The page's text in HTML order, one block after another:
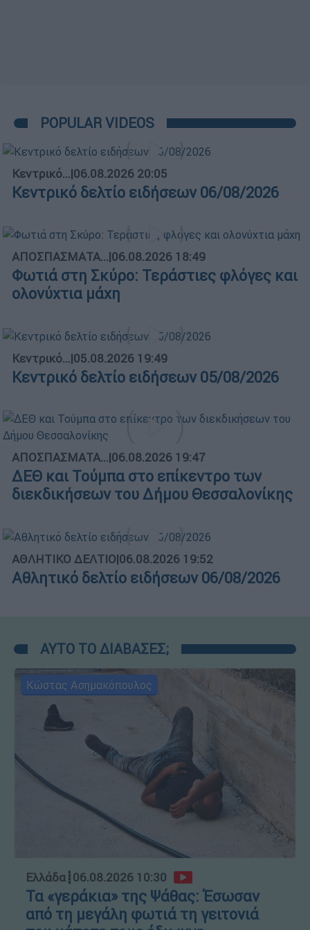
POPULAR VIDEOS
Κεντρικό...|06.08.2026 20:05
Κεντρικό δελτίο ειδήσεων 06/08/2026
ΑΠΟΣΠΑΣΜΑΤΑ...|06.08.2026 18:49
Φωτιά στη Σκύρο: Τεράστιες φλόγες και
ολονύχτια μάχη
Κεντρικό...|05.08.2026 19:49
Κεντρικό δελτίο ειδήσεων 05/08/2026
ΑΠΟΣΠΑΣΜΑΤΑ...|06.08.2026 19:47
ΔΕΘ και Τούμπα στο επίκεντρο των
διεκδικήσεων του Δήμου Θεσσαλονίκης
ΑΘΛΗΤΙΚΟ ΔΕΛΤΙΟ|06.08.2026 19:52
Αθλητικό δελτίο ειδήσεων 06/08/2026
ΑΥΤΟ ΤΟ ΔΙΑΒΑΣΕΣ;
Κώστας Ασημακόπουλος
Ελλάδα┋06.08.2026 10:30
Τα «γεράκια» της Ψάθας: Έσωσαν
από τη μεγάλη φωτιά τη γειτονιά